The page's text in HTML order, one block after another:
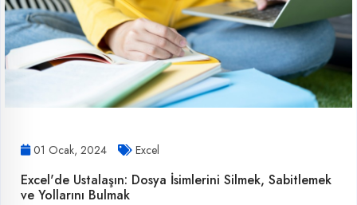
01 Ocak, 2024 Excel
Excel'de Ustalaşın: Dosya İsimlerini Silmek, Sabitlemek
ve Yollarını Bulmak